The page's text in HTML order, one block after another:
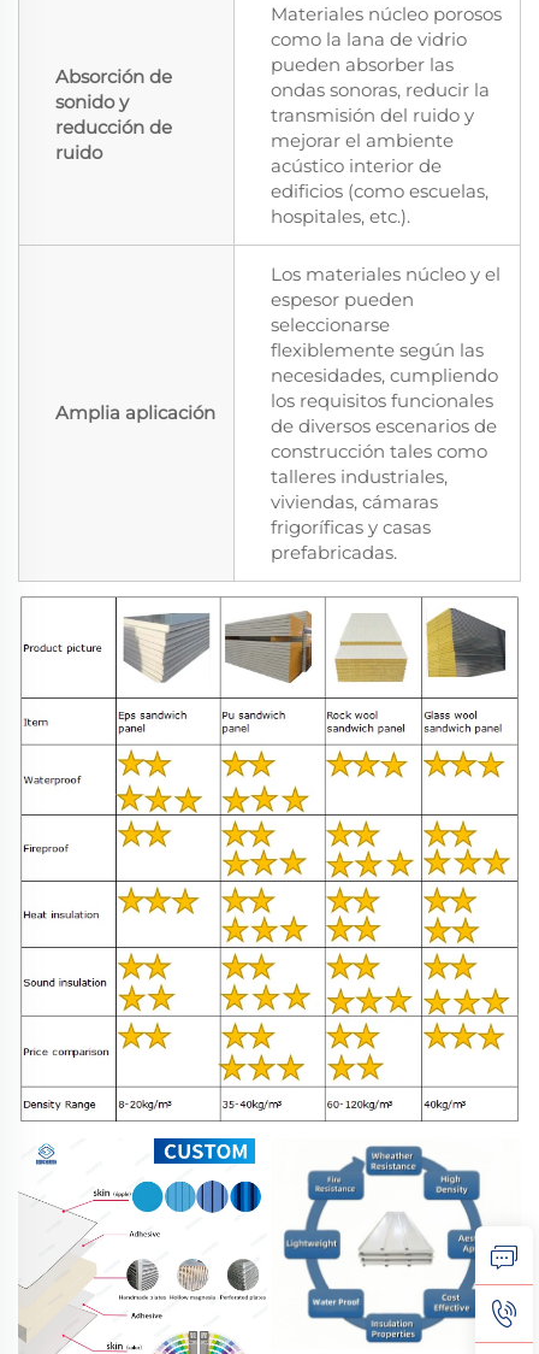
Absorción de
sonido y
reducción de
ruido
Materiales núcleo porosos
como la lana de vidrio
pueden absorber las
ondas sonoras, reducir la
transmisión del ruido y
mejorar el ambiente
acústico interior de
edificios (como escuelas,
hospitales, etc.).
Amplia aplicación
Los materiales núcleo y el
espesor pueden
seleccionarse
flexiblemente según las
necesidades, cumpliendo
los requisitos funcionales
de diversos escenarios de
construcción tales como
talleres industriales,
viviendas, cámaras
frigoríficas y casas
prefabricadas.